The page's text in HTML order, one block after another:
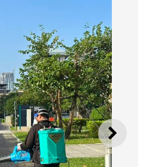
下一